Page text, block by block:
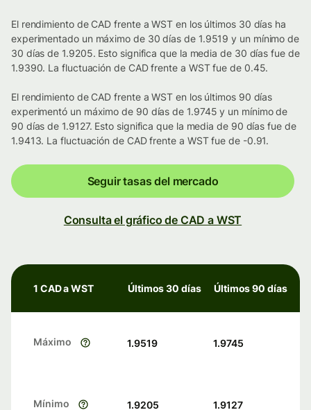
El rendimiento de CAD frente a WST en los últimos 30 días ha
experimentado un máximo de 30 días de 1.9519 y un mínimo de
30 días de 1.9205. Esto significa que la media de 30 días fue de
1.9390. La fluctuación de CAD frente a WST fue de 0.45.
El rendimiento de CAD frente a WST en los últimos 90 días
experimentó un máximo de 90 días de 1.9745 y un mínimo de
90 días de 1.9127. Esto significa que la media de 90 días fue de
1.9413. La fluctuación de CAD frente a WST fue de -0.91.
Seguir tasas del mercado
Consulta el gráfico de CAD a WST
1 CAD a WST Últimos 30 días Últimos 90 días
Máximo 1.9519 1.9745
Mínimo 1.9205 1.9127